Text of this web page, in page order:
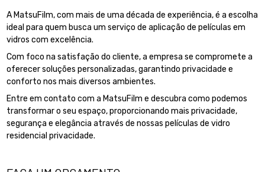
A MatsuFilm, com mais de uma década de experiência, é a escolha
ideal para quem busca um serviço de aplicação de películas em
vidros com excelência.
Com foco na satisfação do cliente, a empresa se compromete a
oferecer soluções personalizadas, garantindo privacidade e
conforto nos mais diversos ambientes.
Entre em contato com a MatsuFilm e descubra como podemos
transformar o seu espaço, proporcionando mais privacidade,
segurança e elegância através de nossas películas de vidro
residencial privacidade.